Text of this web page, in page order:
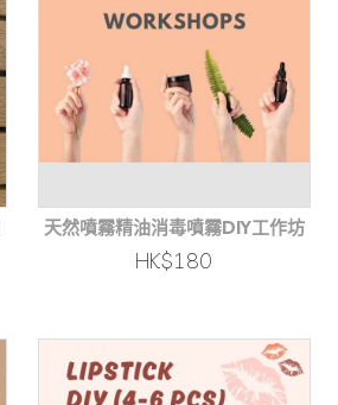
天然噴霧精油消毒噴霧DIY工作坊
HK$180